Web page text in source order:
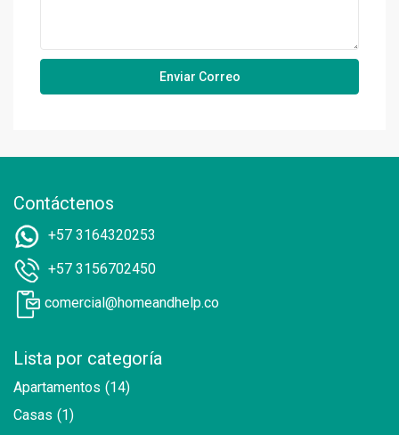
Contáctenos
+57 3164320253
+57 3156702450
comercial@homeandhelp.co
Lista por categoría
Apartamentos (14)
Casas (1)